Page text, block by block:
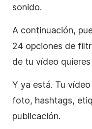
sonido.
A continuación,
24 opciones de
de tu vídeo
Y ya está. Tu
foto, hashtags,
publicación.